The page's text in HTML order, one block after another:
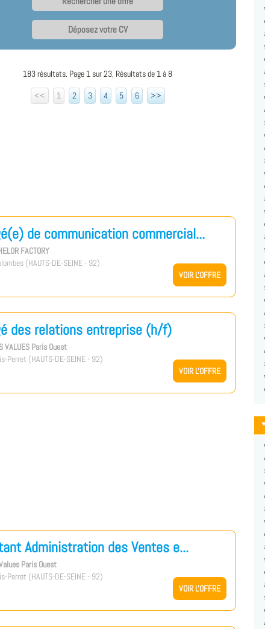
Déposez votre CV
183 résultats. Page 1 sur 23, Résultats de 1 à 8
<<
1 2 3 4 5 6 >>
de communication commercial...
FACTORY
(HAUTS-DE-SEINE - 92)
VOIR L'OFFRE
des relations entreprise (h/f)
VALUES Paris Ouest
Perret (HAUTS-DE-SEINE - 92)
VOIR L'OFFRE
Administration des Ventes e...
Paris Ouest
Perret (HAUTS-DE-SEINE - 92)
VOIR L'OFFRE